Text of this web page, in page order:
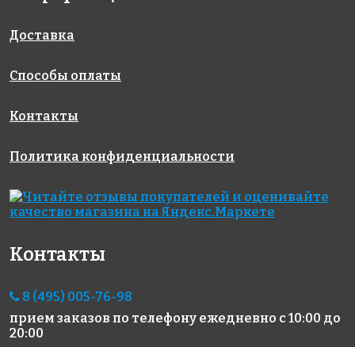
318x318
Rose G 24
318x318
Rose G 68
318x318
Rose GA 13(1)
318x318
Доставка
Способы оплаты
Контакты
Политика конфиденциальности
Контакты
8 (495) 005-76-98
прием заказов по телефону ежедневно с 10:00 до
20:00